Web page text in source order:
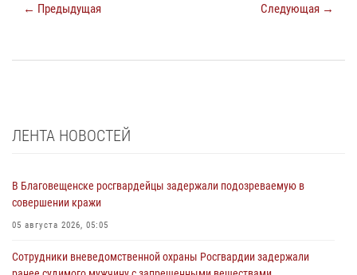
← Предыдущая Следующая →
ЛЕНТА НОВОСТЕЙ
В Благовещенске росгвардейцы задержали подозреваемую в
совершении кражи
05 августа 2026, 05:05
Сотрудники вневедомственной охраны Росгвардии задержали